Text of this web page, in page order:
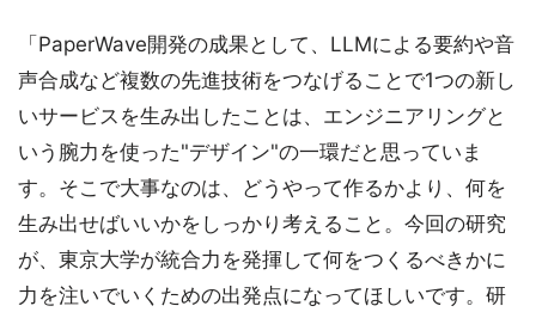
「PaperWave開発の成果として、LLMによる要約や音
声合成など複数の先進技術をつなげることで1つの新し
いサービスを生み出したことは、エンジニアリングと
いう腕力を使った"デザイン"の一環だと思っていま
す。そこで大事なのは、どうやって作るかより、何を
生み出せばいいかをしっかり考えること。今回の研究
が、東京大学が統合力を発揮して何をつくるべきかに
力を注いでいくための出発点になってほしいです。研